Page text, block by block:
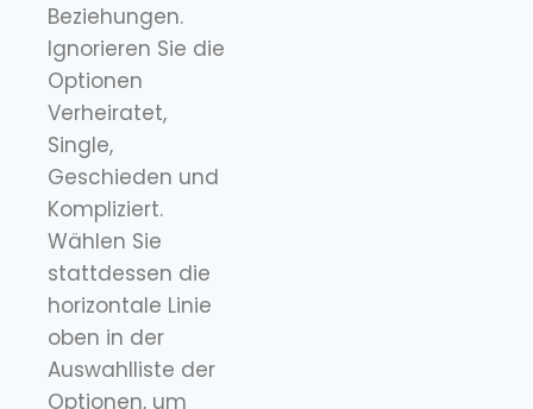
Beziehungen.
Ignorieren Sie die
Optionen
Verheiratet,
Single,
Geschieden und
Kompliziert.
Wählen Sie
stattdessen die
horizontale Linie
oben in der
Auswahlliste der
Optionen, um